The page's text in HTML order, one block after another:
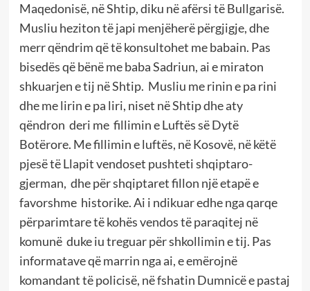
Maqedonisë, në Shtip, diku në afërsi të Bullgarisë.
Musliu heziton të japi menjëherë përgjigje, dhe
merr qëndrim që të konsultohet me babain. Pas
bisedës që bënë me baba Sadriun, ai e miraton
shkuarjen e tij në Shtip. Musliu me rinin e pa rini
dhe me lirin e pa liri, niset në Shtip dhe aty
qëndron deri me fillimin e Luftës së Dytë
Botërore. Me fillimin e luftës, në Kosovë, në këtë
pjesë të Llapit vendoset pushteti shqiptaro-
gjerman, dhe për shqiptaret fillon një etapë e
favorshme historike. Ai i ndikuar edhe nga qarqe
përparimtare të kohës vendos të paraqitej në
komunë duke iu treguar për shkollimin e tij. Pas
informatave që marrin nga ai, e emërojnë
komandant të policisë, në fshatin Dumnicë e pastaj